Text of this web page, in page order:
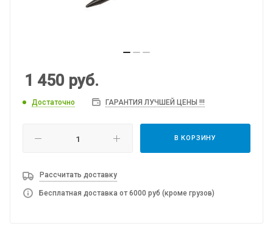
1 450 руб.
Достаточно ГАРАНТИЯ ЛУЧШЕЙ ЦЕНЫ !!!
В КОРЗИНУ
Рассчитать доставку
Бесплатная доставка от 6000 руб (кроме грузов)